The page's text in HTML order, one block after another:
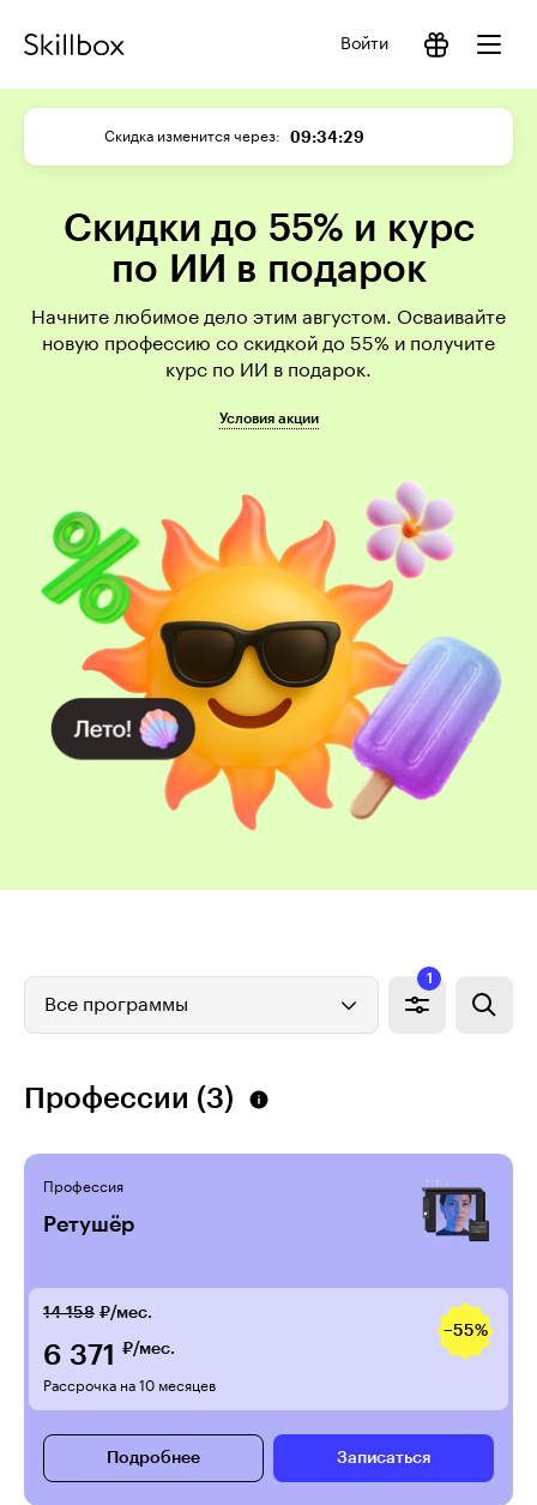
Войти
Скидка изменится через 09:34:29
Скидки до 55% и курс
по ИИ в подарок
Начните любимое дело этим августом. Осваивайте
новую профессию со скидкой до 55% и получите
курс по ИИ в подарок.
Условия акции
Все программы
1
Профессии (3)
Профессия
Ретушёр
14 158 ₽/мес.
−55%
6 371 ₽/мес.
Рассрочка на 10 месяцев
Подробнее Записаться